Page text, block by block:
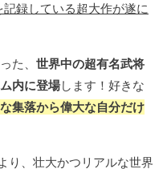
録している超大作が遂に
た、 世界中の超有名武将
内に登場します！好きな
集落から偉大な自分だけ
り、壮大かつリアルな世界